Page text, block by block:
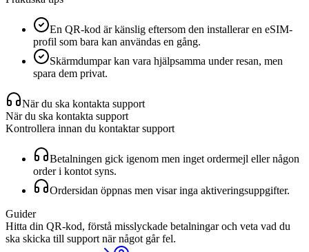
En QR-kod är känslig eftersom den installerar en eSIM-
profil som bara kan användas en gång.
Skärmdumpar kan vara hjälpsamma under resan, men
spara dem privat.
När du ska kontakta support
När du ska kontakta support
Kontrollera innan du kontaktar support
Betalningen gick igenom men inget ordermejl eller någon
order i kontot syns.
Ordersidan öppnas men visar inga aktiveringsuppgifter.
Guider
Hitta din QR-kod, förstå misslyckade betalningar och veta vad du
ska skicka till support när något går fel.